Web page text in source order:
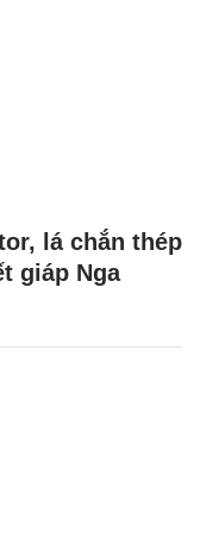
lá chắn thép
giáp Nga